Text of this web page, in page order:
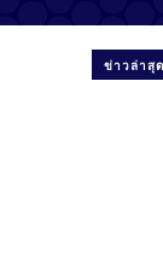
ข่าวล่าสุด